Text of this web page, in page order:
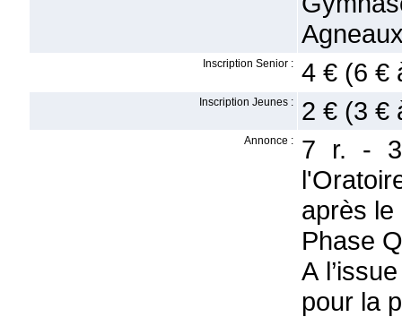
Inscription Senior : 4 € (6 €
Inscription Jeunes : 2 € (3 €
Annonce :
7 r. -
après le
Phase
A
pour la